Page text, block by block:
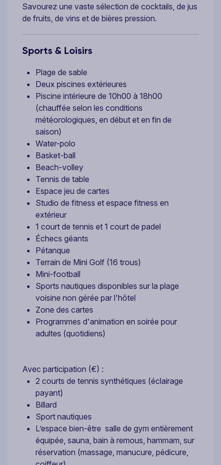
Savourez une vaste sélection de cocktails, de jus
de fruits, de vins et de bières pression.
Sports & Loisirs
Plage de sable
Deux piscines extérieures
Piscine intérieure de 10h00 à 18h00
(chauffée selon les conditions
météorologiques, en début et en fin de
saison)
Water-polo
Basket-ball
Beach-volley
Tennis de table
Espace jeu de cartes
Studio de fitness et espace fitness en
extérieur
1 court de tennis et 1 court de padel
Échecs géants
Pétanque
Terrain de Mini Golf (16 trous)
Mini-football
Sports nautiques disponibles sur la plage
voisine non gérée par l'hôtel
Zone des cartes
Programmes d'animation en soirée pour
adultes (quotidiens)
Avec participation (€) :
2 courts de tennis synthétiques (éclairage
payant)
Billard
Sport nautiques
L’espace bien-être salle de gym entièrement
équipée, sauna, bain à remous, hammam, sur
réservation (massage, manucure, pédicure,